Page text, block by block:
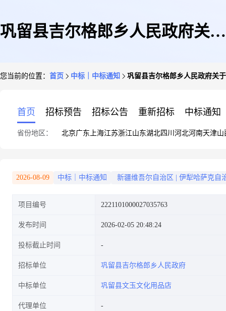
巩留县吉尔格郎乡人民政府关于
您当前的位置： 首页 中标｜中标通知 巩留县吉尔格郎乡人民政府关
首页 招标预告 招标公告 重新招标 中标通知
省份地区： 北京广东 上海江苏浙江山东湖北四川 河北河南天津山
2026-08-09 中标｜中标通知 新疆维吾尔自治区 伊犁哈萨克自
项目编号 2221101000027035763
发布时间 2026-02-05 20:48:24
投标截止时间
招标单位 巩留县吉尔格郎乡人民政府
中标单位 巩留县文玉文化用品店
代理单位